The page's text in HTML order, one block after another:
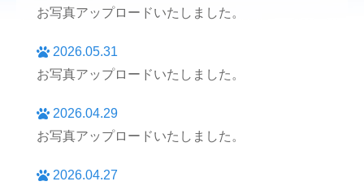
お写真アップロードいたしました。
2026.05.31
お写真アップロードいたしました。
2026.04.29
お写真アップロードいたしました。
2026.04.27